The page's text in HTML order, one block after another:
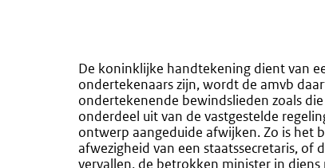
De koninklijke handtekening dient van
ondertekenaars zijn, wordt de amvb
ondertekenende bewindslieden zoals
onderdeel uit van de vastgestelde
ontwerp aangeduide afwijken. Zo is het
afwezigheid van een staatssecretaris, of
vervallen, de betrokken minister in